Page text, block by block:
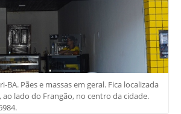
BA. Pães e massas em geral. Fica localizada
lado do Frangão, no centro da cidade.